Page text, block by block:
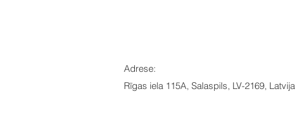
Adrese:
Rīgas iela 115A, Salaspils, LV-2169, Latvija